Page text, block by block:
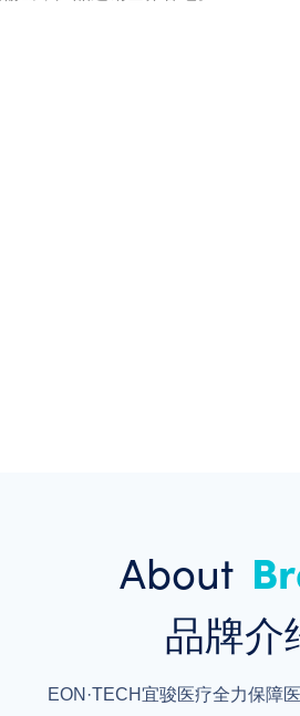
About
品牌介
EON·TECH宜骏医疗全力保障